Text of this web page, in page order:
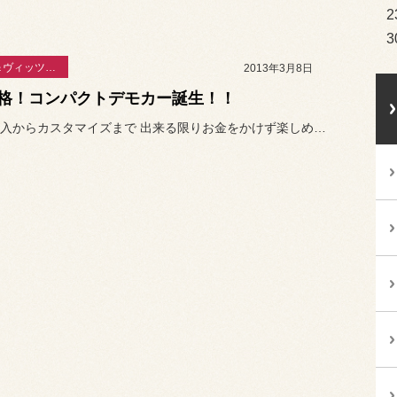
ＭＲ－Ⅱ＆ヴィッツ日誌 2013年3月8日
！コンパクトデモカー誕生！！